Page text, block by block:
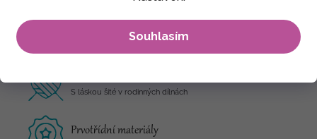
Souhlasím
Země původu: Nepál
S láskou šité v rodinných dílnách
Prvotřídní materiály